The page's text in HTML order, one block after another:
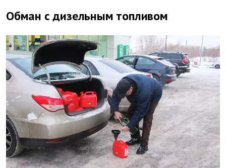
Обман с дизельным топливом